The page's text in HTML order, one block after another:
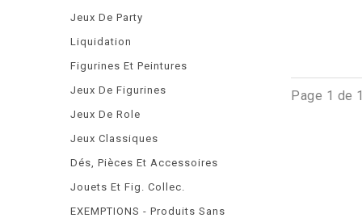
Page 1 de 1
Jeux De Party
Liquidation
Figurines Et Peintures
Jeux De Figurines
Jeux De Role
Jeux Classiques
Dés, Pièces Et Accessoires
Jouets Et Fig. Collec.
EXEMPTIONS - Produits Sans